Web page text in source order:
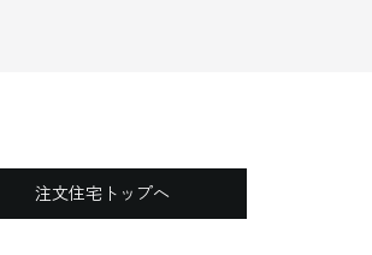
注文住宅トップへ